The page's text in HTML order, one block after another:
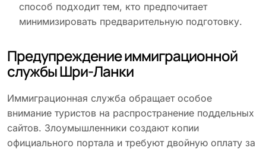
способ подходит тем, кто предпочитает
минимизировать предварительную подготовку.
Предупреждение иммиграционной
службы Шри-Ланки
Иммиграционная служба обращает особое
внимание туристов на распространение поддельных
сайтов. Злоумышленники создают копии
официального портала и требуют двойную оплату за